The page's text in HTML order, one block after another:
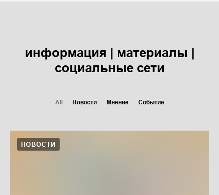
информация | материалы |
социальные сети
All Новости Мнение Событие
НОВОСТИ